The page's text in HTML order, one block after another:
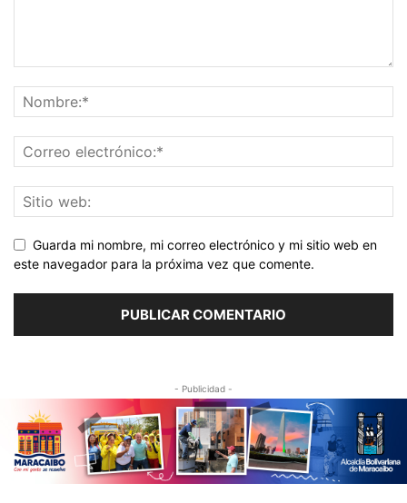
Guarda mi nombre, mi correo electrónico y mi sitio web en
este navegador para la próxima vez que comente.
- Publicidad -